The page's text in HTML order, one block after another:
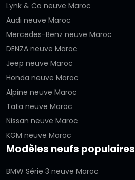
Lynk & Co neuve Maroc
Audi neuve Maroc
Mercedes-Benz neuve Maroc
DENZA neuve Maroc
Jeep neuve Maroc
Honda neuve Maroc
Alpine neuve Maroc
Tata neuve Maroc
Nissan neuve Maroc
KGM neuve Maroc
Modèles neufs populaires
BMW Série 3 neuve Maroc